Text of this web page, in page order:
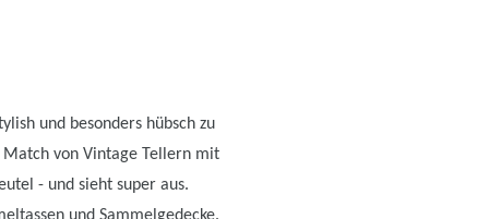
und besonders hübsch zu
von Vintage Tellern mit
- und sieht super aus.